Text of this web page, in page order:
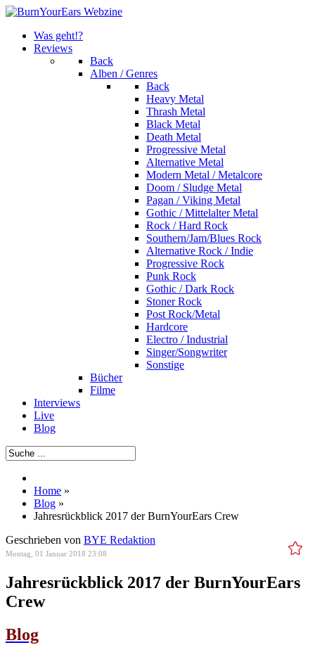
Was geht!?
Reviews
Back
Alben / Genres
Back
Heavy Metal
Thrash Metal
Black Metal
Death Metal
Progressive Metal
Alternative Metal
Modern Metal / Metalcore
Doom / Sludge Metal
Pagan / Viking Metal
Gothic / Mittelalter Metal
Rock / Hard Rock
Southern/Jam/Blues Rock
Alternative Rock / Indie
Progressive Rock
Punk Rock
Gothic / Dark Rock
Stoner Rock
Post Rock/Metal
Hardcore
Electro / Industrial
Singer/Songwriter
Sonstige
Bücher
Filme
Interviews
Live
Blog
Home »
Blog »
Jahresrückblick 2017 der BurnYourEars Crew
Geschrieben von BYE Redaktion
Montag, 01 Januar 2018 23:08
Jahresrückblick 2017 der BurnYourEars
Crew
Blog